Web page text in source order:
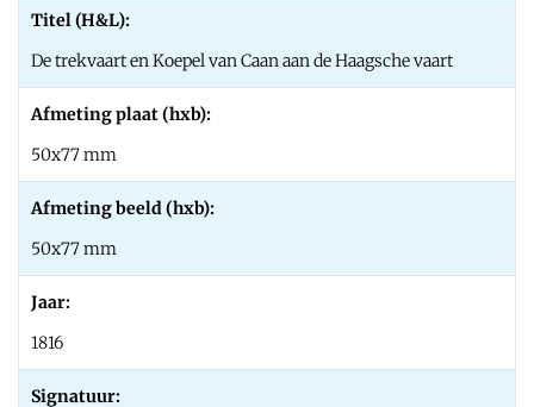
Titel (H&L):
De trekvaart en Koepel van Caan aan de Haagsche vaart
Afmeting plaat (hxb):
50x77 mm
Afmeting beeld (hxb):
50x77 mm
Jaar:
1816
Signatuur: